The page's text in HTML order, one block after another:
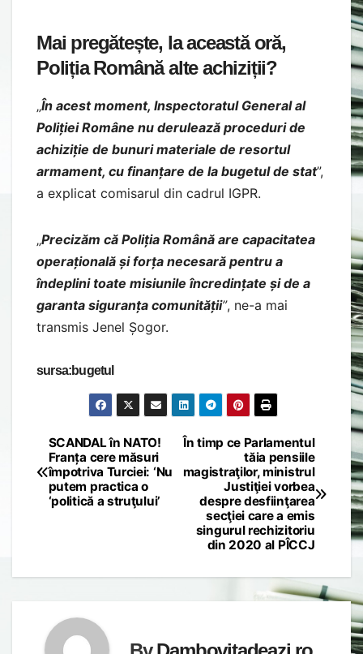
Mai pregătește, la această oră,
Poliția Română alte achiziții?
„În acest moment, Inspectoratul General al
Poliției Române nu derulează proceduri de
achiziție de bunuri materiale de resortul
armament, cu finanțare de la bugetul de stat”,
a explicat comisarul din cadrul IGPR.
„Precizăm că Poliția Română are capacitatea
operațională și forța necesară pentru a
îndeplini toate misiunile încredințate și de a
garanta siguranța comunității”, ne-a mai
transmis Jenel Șogor.
sursa:bugetul
Post
navigation
În timp ce Parlamentul
tăia pensiile
magistraţilor, ministrul
Justiţiei vorbea
despre desfiinţarea
secţiei care a emis
singurul rechizitoriu
din 2020 al PÎCCJ
SCANDAL în NATO!
Franța cere măsuri
împotriva Turciei: ‘Nu
putem practica o
‘politică a struţului’